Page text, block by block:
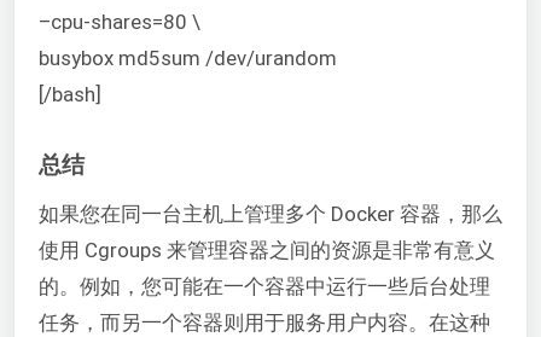
–cpu-shares=80 \
busybox md5sum /dev/urandom
[/bash]
总结
如果您在同一台主机上管理多个 Docker 容器，那么
使用 Cgroups 来管理容器之间的资源是非常有意义
的。例如，您可能在一个容器中运行一些后台处理
任务，而另一个容器则用于服务用户内容。在这种